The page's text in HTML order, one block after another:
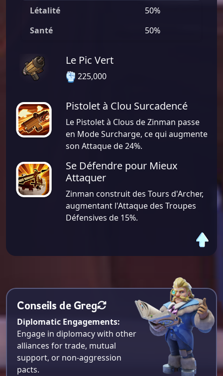
Létalité
50%
Santé
50%
Le Pic Vert
225,000
Pistolet à Clou Surcadencé
Le Pistolet à Clous de Zinman passe
en Mode Surcharge, ce qui augmente
son Attaque de 24%.
Se Défendre pour Mieux
Attaquer
Zinman construit des Tours d'Archer,
augmentant l'Attaque des Troupes
Défensives de 15%.
Conseils de Greg
Diplomatic Engagements:
Engage in diplomacy with other
alliances for trade, mutual
support, or non-aggression
pacts.